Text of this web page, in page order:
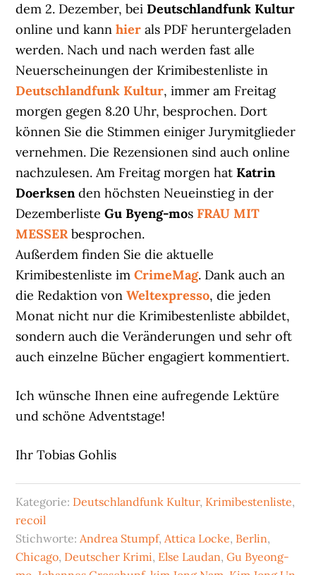
dem 2. Dezember, beiDeutschlandfunk Kultur
online und kannhier als PDF heruntergeladen
werden. Nach und nach werden fast alle
Neuerscheinungen der Krimibestenliste in
Deutschlandfunk Kultur, immer am Freitag
morgen gegen 8.20 Uhr, besprochen. Dort
können Sie die Stimmen einiger Jurymitglieder
vernehmen. Die Rezensionen sind auch online
nachzulesen. Am Freitag morgen hatKatrin
Doerksenden höchsten Neueinstieg in der
DezemberlisteGu Byeng-mos FRAU MIT
MESSER besprochen.
Außerdem finden Sie die aktuelle
Krimibestenliste imCrimeMag. Dank auch an
die Redaktion vonWeltexpresso, die jeden
Monat nicht nur die Krimibestenliste abbildet,
sondern auch die Veränderungen und sehr oft
auch einzelne Bücher engagiert kommentiert.
Ich wünsche Ihnen eine aufregende Lektüre
und schöne Adventstage!
Ihr Tobias Gohlis
Kategorie: Deutschlandfunk Kultur, Krimibestenliste,
recoil
Stichworte:Andrea Stumpf,Attica Locke, Berlin,
Chicago, Deutscher Krimi, Else Laudan,Gu Byeong-